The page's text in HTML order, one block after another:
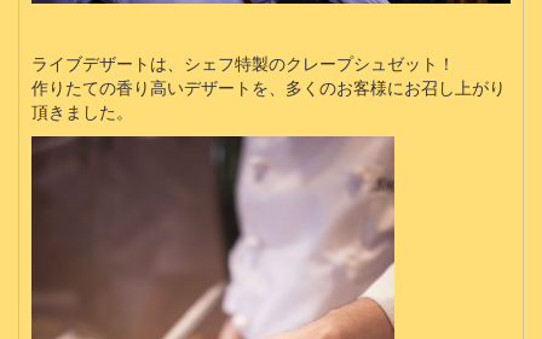
ライブデザートは、シェフ特製のクレープシュゼット！
作りたての香り高いデザートを、多くのお客様にお召し上がり
頂きました。